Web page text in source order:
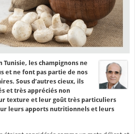
Tunisie, les champignons ne
et ne font pas partie de nos
Sous d’autres cieux, ils
et très appréciés non
texture et leur goût très particuliers
leurs apports nutritionnels et leurs